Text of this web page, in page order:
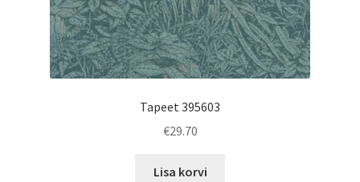
Tapeet 395603
€29.70
Lisa korvi